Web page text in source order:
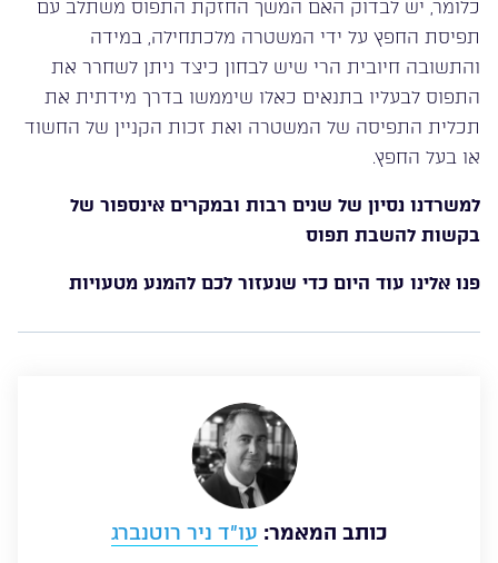
כלומר, יש לבדוק האם המשך החזקת התפוס משתלב עם
תפיסת החפץ על ידי המשטרה מלכתחילה, במידה
והתשובה חיובית הרי שיש לבחון כיצד ניתן לשחרר את
התפוס לבעליו בתנאים כאלו שיממשו בדרך מידתית את
תכלית התפיסה של המשטרה ואת זכות הקניין של החשוד
או בעל החפץ.
למשרדנו נסיון של שנים רבות ובמקרים אינספור של
בקשות להשבת תפוס
פנו אלינו עוד היום כדי שנעזור לכם להמנע מטעויות
כותב המאמר: עו”ד ניר רוטנברג